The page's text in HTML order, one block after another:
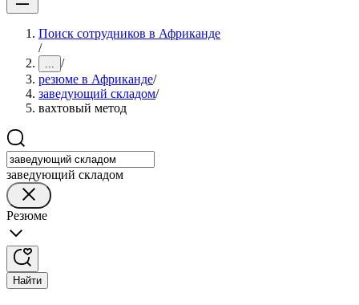
Поиск сотрудников в Африканде
/
... /
резюме в Африканде/
заведующий складом/
вахтовый метод
заведующий складом
Резюме
Найти